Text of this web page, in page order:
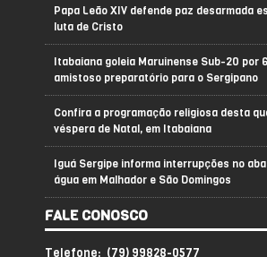
Papa Leão XIV defende paz desarmada
luta de Cristo
Itabaiana goleia Maruinense Sub-20 por
amistoso preparatório para o Sergipano
Confira a programação religiosa desta
véspera de Natal, em Itabaiana
Iguá Sergipe informa interrupções no
água em Malhador e São Domingos
FALE CONOSCO
Telefone: (79) 99828-0577